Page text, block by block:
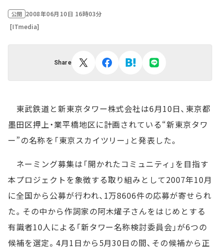
公開 2008年06月10日 16時03分
[ITmedia]
Share
東武鉄道と新東京タワー株式会社は6月10日、東京都
墨田区押上・業平橋地区に計画されている“新東京タワ
ー”の名称を「東京スカイツリー」と発表した。
ネーミング募集は「開かれたコミュニティ」を目指す
本プロジェクトを象徴する取り組みとして2007年10月
に全国から公募が行われ、1万8606件の応募が寄せられ
た。その中から作詞家の阿木燿子さんをはじめとする
有識者10人による「新タワー名称検討委員会」が6つの
候補を選定。4月1日から5月30日の間、その候補から正